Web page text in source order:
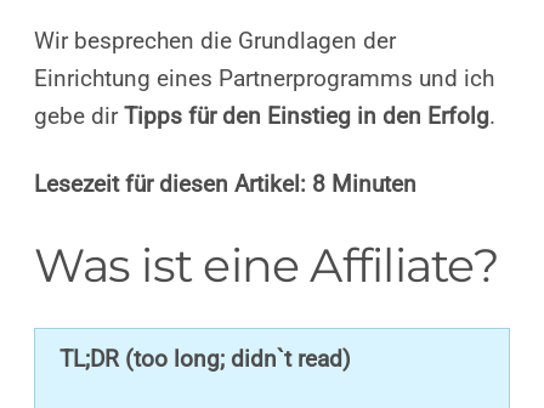
Wir besprechen die Grundlagen der
Einrichtung eines Partnerprogramms und ich
gebe dirTipps für den Einstieg in den Erfolg.
Lesezeit für diesen Artikel: 8 Minuten
Was ist eine Affiliate?
TL;DR (too long; didn`t read)